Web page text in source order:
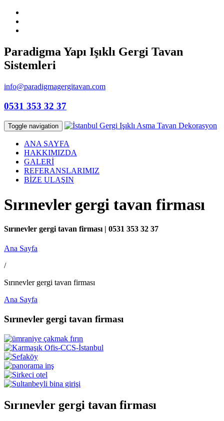
Paradigma Yapı Işıklı Gergi Tavan
Sistemleri
info@paradigmagergitavan.com
0531 353 32 37
Toggle navigation
ANA SAYFA
HAKKIMIZDA
GALERİ
REFERANSLARIMIZ
BİZE ULAŞIN
Sırınevler gergi tavan firması
Sırınevler gergi tavan firması | 0531 353 32 37
Ana Sayfa
/
Sırınevler gergi tavan firması
Ana Sayfa
Sırınevler gergi tavan firması
Sırınevler gergi tavan firması